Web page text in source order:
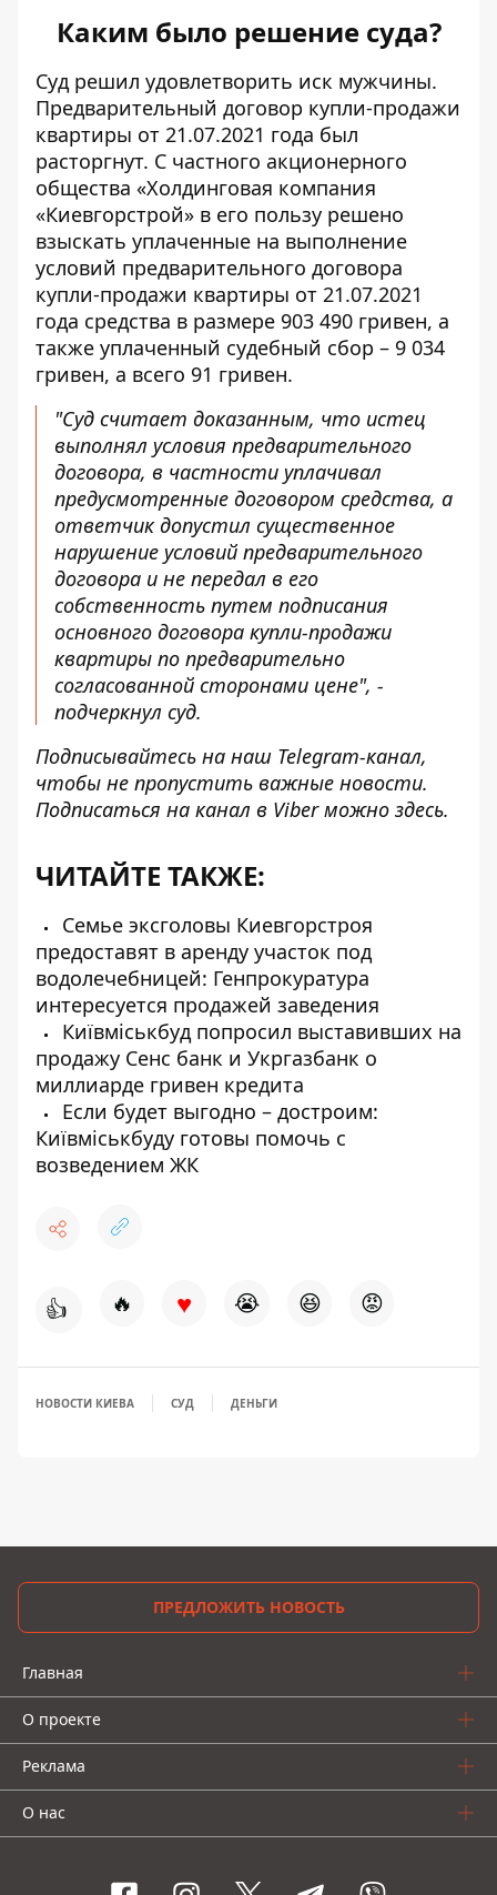
Каким было решение суда?
Суд решил удовлетворить иск мужчины.
Предварительный договор купли-продажи
квартиры от 21.07.2021 года был
расторгнут. С частного акционерного
общества «Холдинговая компания
«Киевгорстрой» в его пользу решено
взыскать уплаченные на выполнение
условий предварительного договора
купли-продажи квартиры от 21.07.2021
года средства в размере 903 490 гривен, а
также уплаченный судебный сбор – 9 034
гривен, а всего 91 гривен.
"Суд считает доказанным, что истец
выполнял условия предварительного
договора, в частности уплачивал
предусмотренные договором средства, а
ответчик допустил существенное
нарушение условий предварительного
договора и не передал в его
собственность путем подписания
основного договора купли-продажи
квартиры по предварительно
согласованной сторонами цене", -
подчеркнул суд.
Подписывайтесь на наш Telegram-канал,
чтобы не пропустить важные новости.
Подписаться на канал в Viber можно здесь.
ЧИТАЙТЕ ТАКЖЕ:
Семье эксголовы Киевгорстроя
предоставят в аренду участок под
водолечебницей: Генпрокуратура
интересуется продажей заведения
Київміськбуд попросил выставивших на
продажу Сенс банк и Укргазбанк о
миллиарде гривен кредита
Если будет выгодно – достроим:
Київміськбуду готовы помочь с
возведением ЖК
👍 🔥 ♥ 😭 😆 😡
НОВОСТИ КИЕВА СУД ДЕНЬГИ
ПРЕДЛОЖИТЬ НОВОСТЬ
Главная
О проекте
Реклама
О нас